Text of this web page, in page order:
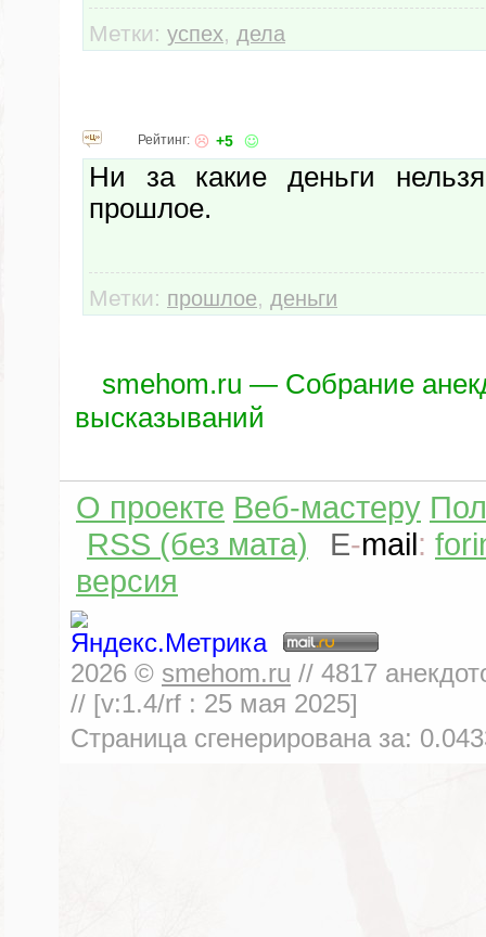
Метки: успех, дела
Рейтинг: +5
Ни за какие деньги
прошлое.
Метки: прошлое, деньги
smehom.ru — Собрание
высказываний
О проекте Веб-мастеру
RSS (без мата)
E-mail:
версия
2026 © smehom.ru // 4817
// [v:1.4/rf : 25 мая 2025]
Страница сгенерирована за: